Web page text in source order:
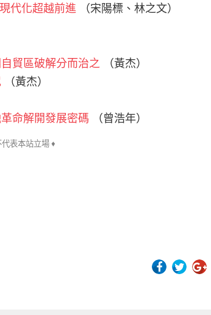
代化超越前進 （宋陽標、林之文）
貿區破解分而治之 （黃杰）
（黃杰）
命解開發展密碼 （曾浩年）
代表本站立場 ♦